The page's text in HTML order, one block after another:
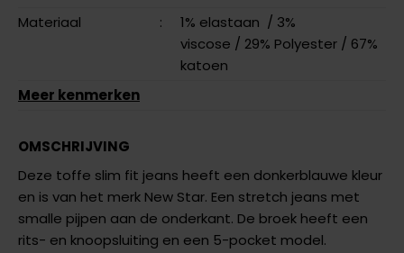
Materiaal
: 1% elastaan / 3%
viscose / 29% Polyester / 67%
katoen
Meer kenmerken
OMSCHRIJVING
Deze toffe slim fit jeans heeft een donkerblauwe kleur
en is van het merk New Star. Een stretch jeans met
smalle pijpen aan de onderkant. De broek heeft een
rits- en knoopsluiting en een 5-pocket model.